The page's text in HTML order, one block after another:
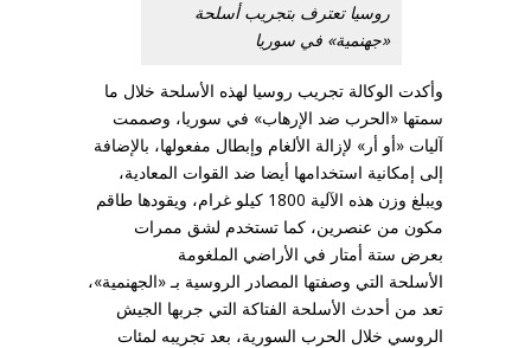
روسيا تعترف بتجريب أسلحة
«جهنمية» في سوريا
وأكدت الوكالة تجريب روسيا لهذه الأسلحة خلال ما
سمتها «الحرب ضد الإرهاب» في سوريا، وصممت
آليات «أو أر» لإزالة الألغام وإبطال مفعولها، بالإضافة
إلى إمكانية استخدامها أيضا ضد القوات المعادية،
ويبلغ وزن هذه الآلية 1800 كيلو غرام، ويقودها طاقم
مكون من عنصرين، كما تستخدم لشق ممرات
بعرض ستة أمتار في الأراضي الملغومة
الأسلحة التي وصفتها المصادر الروسية بـ «الجهنمية»،
تعد من أحدث الأسلحة الفتاكة التي جربها الجيش
الروسي خلال الحرب السورية، بعد تجريبه لمئات